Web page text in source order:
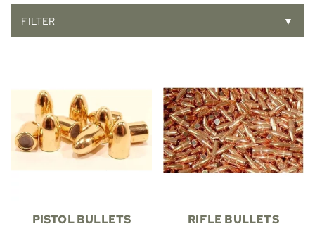
FILTER ▼
PISTOL BULLETS RIFLE BULLETS